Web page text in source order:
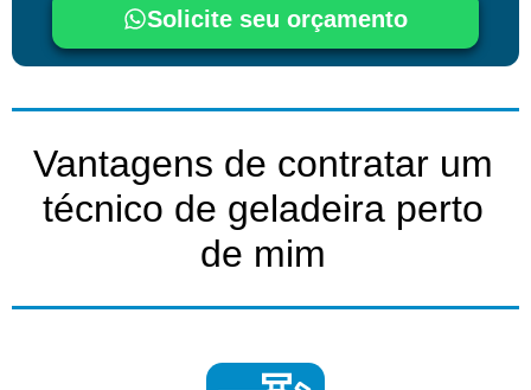
Solicite seu orçamento
Vantagens de contratar um
técnico de geladeira perto
de mim